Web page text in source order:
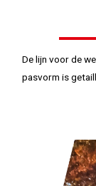
De lijn voor de
pasvorm is